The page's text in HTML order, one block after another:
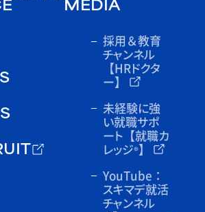
MEDIA
採用＆教育
チャンネル
【HRドクタ
ー】
未経験に強
い就職サポ
ート 【就職カ
レッジ®】
YouTube：
スキマデ就活
チャンネル